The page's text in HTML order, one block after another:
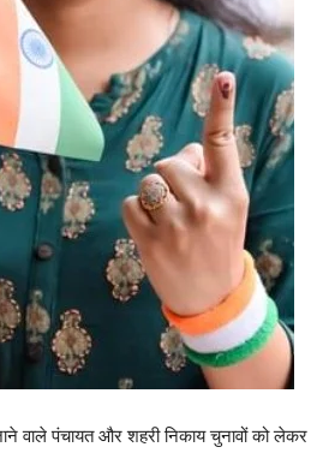
वाले पंचायत और शहरी निकाय चुनावों को लेकर